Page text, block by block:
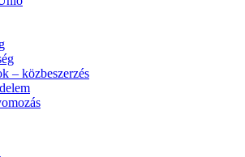
– közbeszerzés